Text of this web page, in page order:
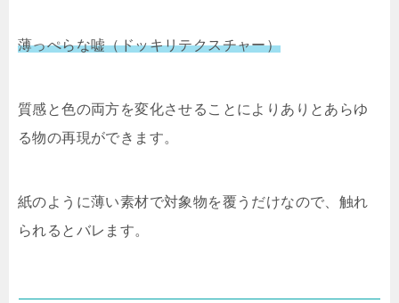
薄っぺらな嘘（ドッキリテクスチャー）
質感と色の両方を変化させることによりありとあらゆ
る物の再現ができます。
紙のように薄い素材で対象物を覆うだけなので、触れ
られるとバレます。